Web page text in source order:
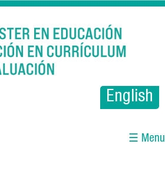
English
☰ Menu